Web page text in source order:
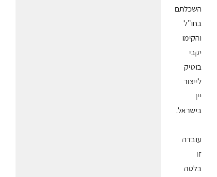
השכלתם
בחו"ל
והקימו
יקבי
בוטיק
לייצור
יין
בישראל.
עובדה
זו
בלטה